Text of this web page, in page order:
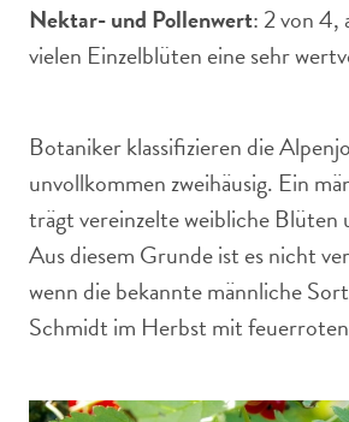
Nektar- und Pollenwert: 2 von 4,
vielen Einzelblüten eine sehr
Botaniker klassifizieren die
unvollkommen zweihäusig. Ein
trägt vereinzelte weibliche Blüten
Aus diesem Grunde ist es nicht
wenn die bekannte männliche
Schmidt im Herbst mit